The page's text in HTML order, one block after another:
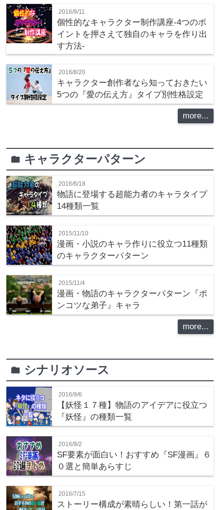
2016/9/11
個性的なキャラクター制作講座‐4つのポ
イントを押さえて独自のキャラを作り出
す方法‐
2016/8/20
キャラクター創作者なら知っておきたい
5つの『愛の伝え方』タイプ別性格設定
more...
folder キャラクターパターン
2016/6/18
物語に登場する超能力者のキャラタイプ
14種類一覧
2015/11/10
漫画・小説のキャラ作りに役立つ11種類
のキャラクターパターン
2015/11/4
漫画・物語のキャラクターパターン『ポ
ンコツな弟子』キャラ
more...
folder シナリオソース
2016/9/6
【妖怪１７種】物語のアイデアに役立つ
『妖怪』の種類一覧
2016/9/2
SF要素が面白い！おすすめ『SF漫画』６
０選と簡単あらすじ
2016/7/15
ストーリー構成が素晴らしい！第一話が